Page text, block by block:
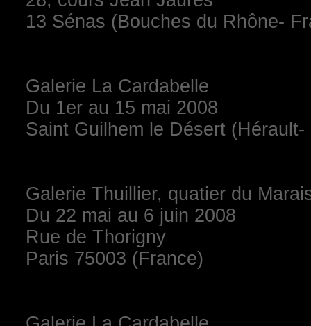
13 Sénas (Bouches du Rhône-
Galerie La Cardabelle
Du 1er au 15 mai 2008
Saint Guilhem le Désert (Hérault-
Galerie Thuillier, quatier du
Du 22 mai au 6 juin 2008
Rue de Thorigny
Paris 75003 (France)